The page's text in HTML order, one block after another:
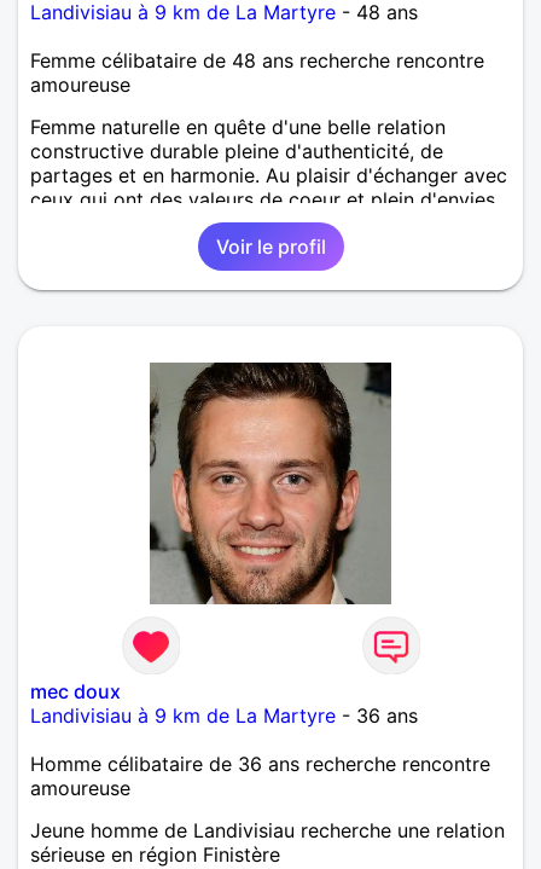
Landivisiau à 9 km de La Martyre - 48 ans
Femme célibataire de 48 ans recherche rencontre
amoureuse
Femme naturelle en quête d'une belle relation
constructive durable pleine d'authenticité, de
partages et en harmonie. Au plaisir d'échanger avec
ceux qui ont des valeurs de coeur et plein d'envies
de partager au quotidien. Merci de m'écrire, je
réponds du moment ou c'est dans le respect..
Voir le profil
mec doux
Landivisiau à 9 km de La Martyre - 36 ans
Homme célibataire de 36 ans recherche rencontre
amoureuse
Jeune homme de Landivisiau recherche une relation
sérieuse en région Finistère